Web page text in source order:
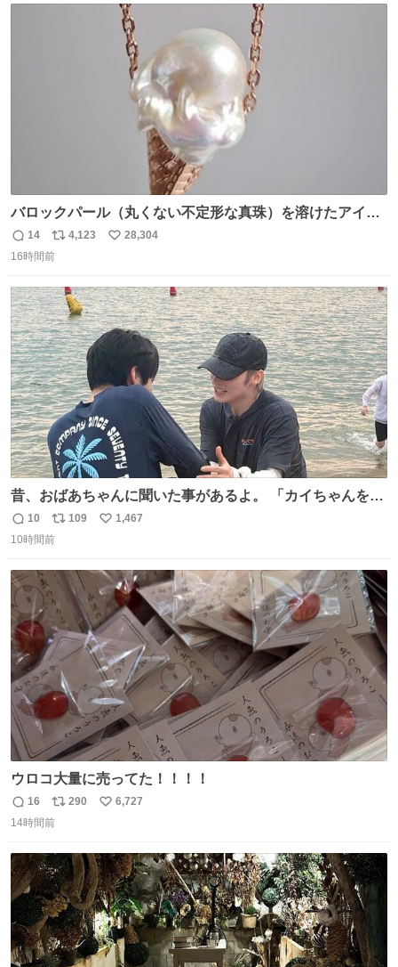
バロックパール（丸くない不定形な真珠）を溶けたアイス
や飴玉、雲、アヒルに見立ててジュエリーデザイナー、
Ben Choi 蔡俊文さんの作品。
返
信
14
リ
ポ
ト
数
4,123
い
数
28,304
16時間前
昔、おばあちゃんに聞いた事があるよ。 「カイちゃんをい
じめると、アイツが海から上がって来るぞ。」って。
返
信
10
リ
ポ
ト
数
109
い
数
1,467
10時間前
ウロコ大量に売ってた！！！！
返
信
16
リ
ポ
ト
数
290
い
数
6,727
14時間前